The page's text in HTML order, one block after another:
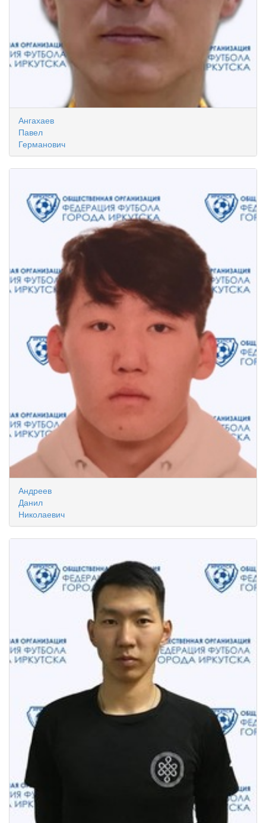
Ангахаев
Павел
Германович
Андреев
Данил
Николаевич